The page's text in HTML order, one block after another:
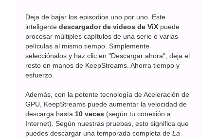
Deja de bajar los episodios uno por uno. Este
inteligentedescargador de videos de ViX puede
procesar múltiples capítulos de una serie o varias
películas al mismo tiempo. Simplemente
selecciónalos y haz clic en "Descargar ahora"; deja el
resto en manos de KeepStreams. Ahorra tiempo y
esfuerzo.
Además, con la potente tecnología de Aceleración de
GPU, KeepStreams puede aumentar la velocidad de
descarga hasta 10 veces (según tu conexión a
Internet). Según nuestras pruebas, esto significa que
puedes descargar una temporada completa deLa